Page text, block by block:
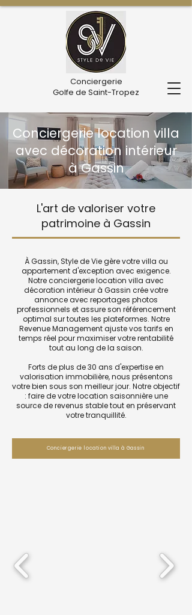
Conciergerie
Golfe de Saint-Tropez
Conciergerie location villa
avec décoration intérieur
à Gassin
L'art de valoriser votre
patrimoine à Gassin
À Gassin, Style de Vie gère votre villa ou
appartement d'exception avec exigence.
Notre conciergerie location villa avec
décoration intérieur à Gassin crée votre
annonce avec reportages photos
professionnels et assure son référencement
optimal sur toutes les plateformes. Notre
Revenue Management ajuste vos tarifs en
temps réel pour maximiser votre rentabilité
tout au long de la saison.
Forts de plus de 30 ans d'expertise en
valorisation immobilière, nous présentons
votre bien sous son meilleur jour. Notre objectif
: faire de votre location saisonnière une
source de revenus stable tout en préservant
votre tranquillité.
Conciergerie location villa à Gassin